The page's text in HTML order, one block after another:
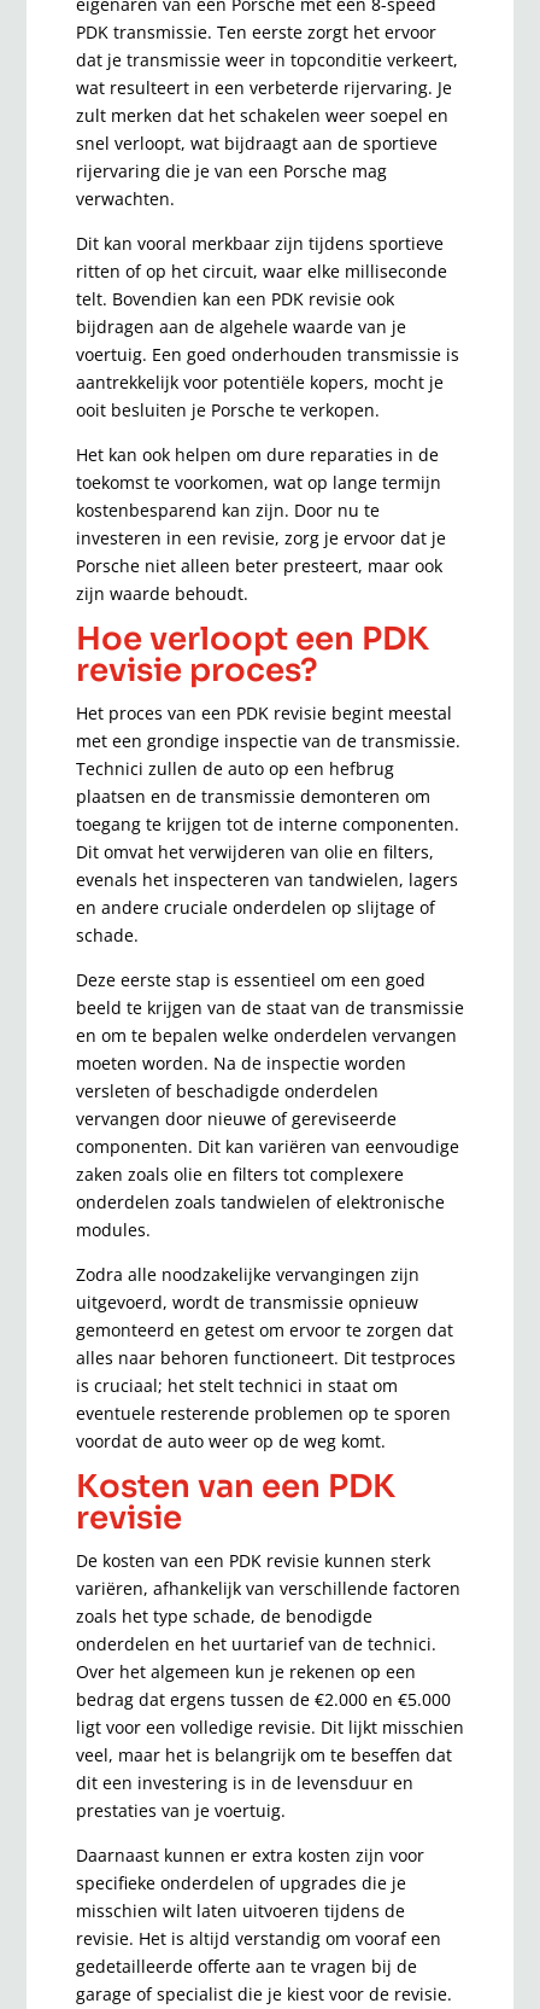
PDK transmissie. Ten eerste zorgt het ervoor
dat je transmissie weer in topconditie verkeert,
wat resulteert in een verbeterde rijervaring. Je
zult merken dat het schakelen weer soepel en
snel verloopt, wat bijdraagt aan de sportieve
rijervaring die je van een Porsche mag
verwachten.
Dit kan vooral merkbaar zijn tijdens sportieve
ritten of op het circuit, waar elke milliseconde
telt. Bovendien kan een PDK revisie ook
bijdragen aan de algehele waarde van je
voertuig. Een goed onderhouden transmissie is
aantrekkelijk voor potentiële kopers, mocht je
ooit besluiten je Porsche te verkopen.
Het kan ook helpen om dure reparaties in de
toekomst te voorkomen, wat op lange termijn
kostenbesparend kan zijn. Door nu te
investeren in een revisie, zorg je ervoor dat je
Porsche niet alleen beter presteert, maar ook
zijn waarde behoudt.
Hoe verloopt een PDK
revisie proces?
Het proces van een PDK revisie begint meestal
met een grondige inspectie van de transmissie.
Technici zullen de auto op een hefbrug
plaatsen en de transmissie demonteren om
toegang te krijgen tot de interne componenten.
Dit omvat het verwijderen van olie en filters,
evenals het inspecteren van tandwielen, lagers
en andere cruciale onderdelen op slijtage of
schade.
Deze eerste stap is essentieel om een goed
beeld te krijgen van de staat van de transmissie
en om te bepalen welke onderdelen vervangen
moeten worden. Na de inspectie worden
versleten of beschadigde onderdelen
vervangen door nieuwe of gereviseerde
componenten. Dit kan variëren van eenvoudige
zaken zoals olie en filters tot complexere
onderdelen zoals tandwielen of elektronische
modules.
Zodra alle noodzakelijke vervangingen zijn
uitgevoerd, wordt de transmissie opnieuw
gemonteerd en getest om ervoor te zorgen dat
alles naar behoren functioneert. Dit testproces
is cruciaal; het stelt technici in staat om
eventuele resterende problemen op te sporen
voordat de auto weer op de weg komt.
Kosten van een PDK
revisie
De kosten van een PDK revisie kunnen sterk
variëren, afhankelijk van verschillende factoren
zoals het type schade, de benodigde
onderdelen en het uurtarief van de technici.
Over het algemeen kun je rekenen op een
bedrag dat ergens tussen de €2.000 en €5.000
ligt voor een volledige revisie. Dit lijkt misschien
veel, maar het is belangrijk om te beseffen dat
dit een investering is in de levensduur en
prestaties van je voertuig.
Daarnaast kunnen er extra kosten zijn voor
specifieke onderdelen of upgrades die je
misschien wilt laten uitvoeren tijdens de
revisie. Het is altijd verstandig om vooraf een
gedetailleerde offerte aan te vragen bij de
garage of specialist die je kiest voor de revisie.